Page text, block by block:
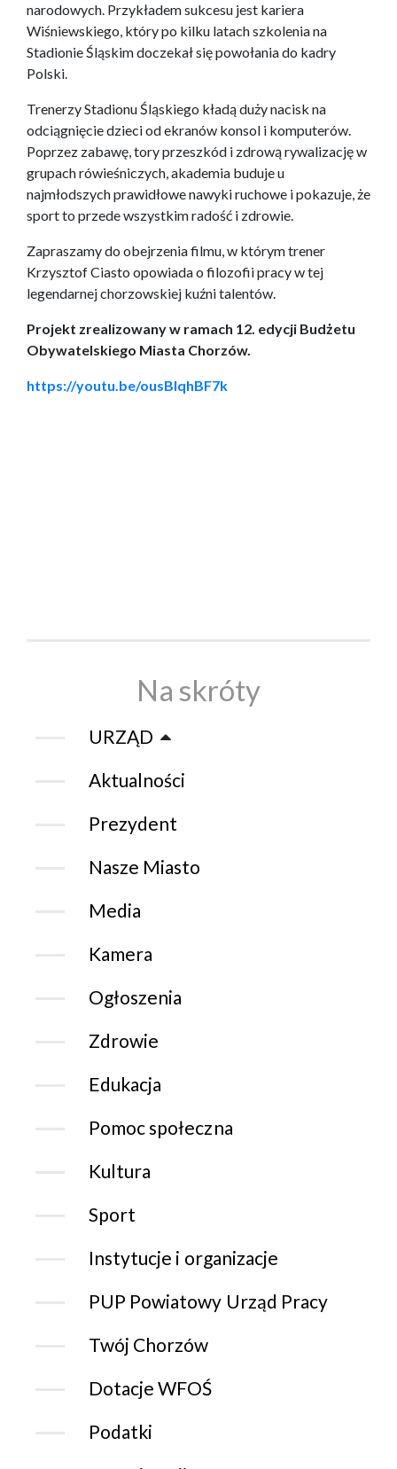
narodowych. Przykładem sukcesu jest kariera
Wiśniewskiego, który po kilku latach szkolenia na
Stadionie Śląskim doczekał się powołania do kadry
Polski.
Trenerzy Stadionu Śląskiego kładą duży nacisk na
odciągnięcie dzieci od ekranów konsol i komputerów.
Poprzez zabawę, tory przeszkód i zdrową rywalizację w
grupach rówieśniczych, akademia buduje u
najmłodszych prawidłowe nawyki ruchowe i pokazuje, że
sport to przede wszystkim radość i zdrowie.
Zapraszamy do obejrzenia filmu, w którym trener
Krzysztof Ciasto opowiada o filozofii pracy w tej
legendarnej chorzowskiej kuźni talentów.
Projekt zrealizowany w ramach 12. edycji Budżetu
Obywatelskiego Miasta Chorzów.
https://youtu.be/ousBIqhBF7k
Na skróty
URZĄD
Aktualności
Prezydent
Nasze Miasto
Media
Kamera
Ogłoszenia
Zdrowie
Edukacja
Pomoc społeczna
Kultura
Sport
Instytucje i organizacje
PUP Powiatowy Urząd Pracy
Twój Chorzów
Dotacje WFOŚ
Podatki